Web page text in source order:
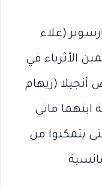
(علاء
الأثرياء في
(ريهام
ابنهما ماتي
يتمكنوا من